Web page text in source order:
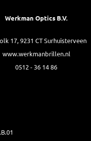
Werkman Optics B.V.
17, 9231 CT Surhuisterveen
www.werkmanbrillen.nl
0512 - 36 14 86